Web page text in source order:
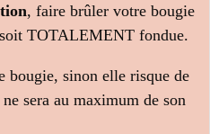
, faire brûler votre bougie
TOTALEMENT fondue.
bougie, sinon elle risque de
sera au maximum de son